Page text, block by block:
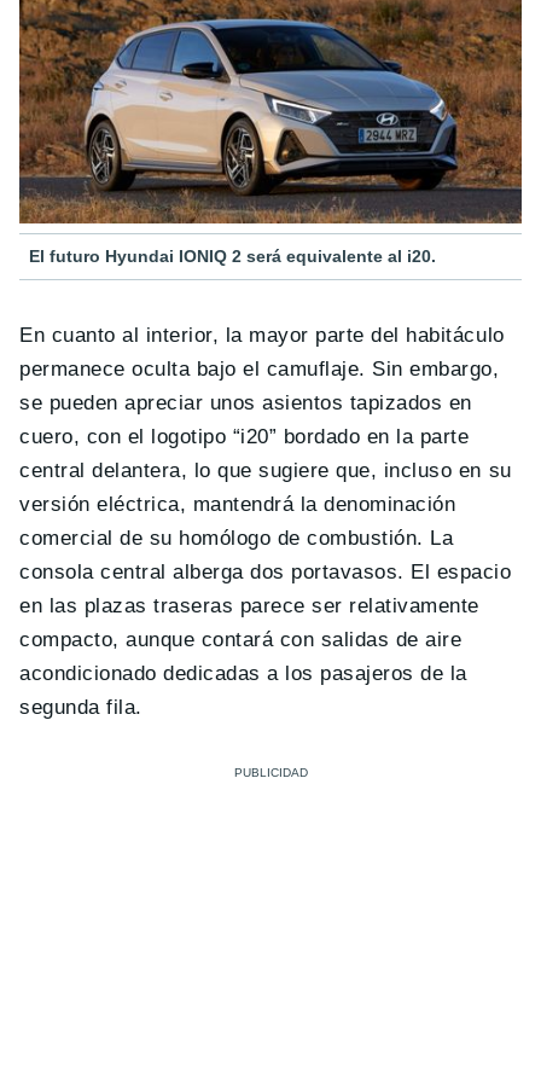
El futuro Hyundai IONIQ 2 será equivalente al i20.
En cuanto al interior, la mayor parte del habitáculo
permanece oculta bajo el camuflaje. Sin embargo,
se pueden apreciar unos asientos tapizados en
cuero, con el logotipo “i20” bordado en la parte
central delantera, lo que sugiere que, incluso en su
versión eléctrica, mantendrá la denominación
comercial de su homólogo de combustión. La
consola central alberga dos portavasos. El espacio
en las plazas traseras parece ser relativamente
compacto, aunque contará con salidas de aire
acondicionado dedicadas a los pasajeros de la
segunda fila.